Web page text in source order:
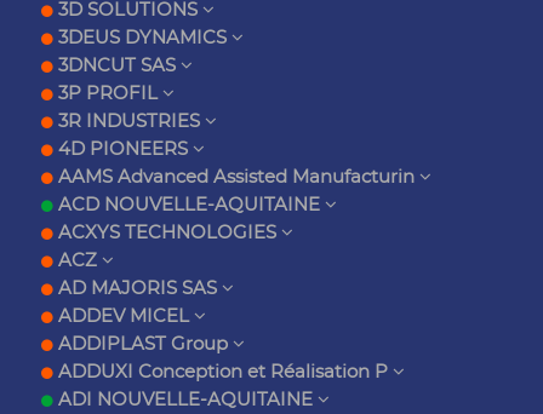
3D SOLUTIONS
3DEUS DYNAMICS
3DNCUT SAS
3P PROFIL
3R INDUSTRIES
4D PIONEERS
AAMS Advanced Assisted Manufacturin
ACD NOUVELLE-AQUITAINE
ACXYS TECHNOLOGIES
ACZ
AD MAJORIS SAS
ADDEV MICEL
ADDIPLAST Group
ADDUXI Conception et Réalisation P
ADI NOUVELLE-AQUITAINE